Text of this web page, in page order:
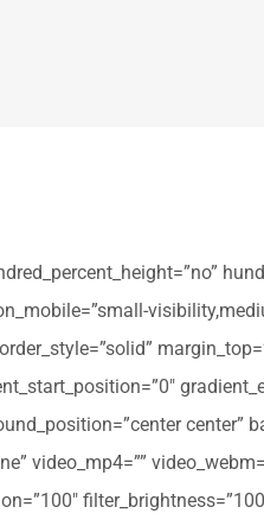
center”
video_mp4=””